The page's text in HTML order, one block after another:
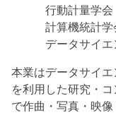
行動計量学会（
計算機統計学
データサイエン
本業はデータサイ
を利用した研究・
で作曲・写真・映